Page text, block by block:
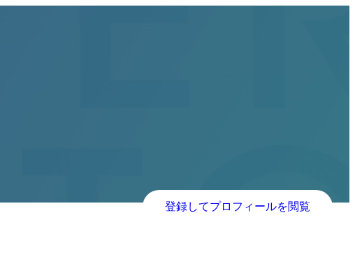
登録してプロフィールを閲覧